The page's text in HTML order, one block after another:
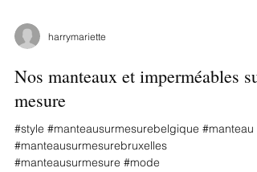
harrymariette
Nos manteaux et imperméables sur
mesure
#style #manteausurmesurebelgique #manteau